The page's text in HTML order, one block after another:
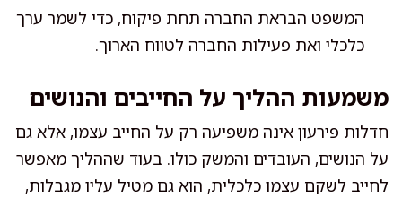
המשפט הבראת החברה תחת פיקוח, כדי לשמר ערך
כלכלי ואת פעילות החברה לטווח הארוך.
משמעות ההליך על החייבים והנושים
חדלות פירעון אינה משפיעה רק על החייב עצמו, אלא גם
על הנושים, העובדים והמשק כולו. בעוד שההליך מאפשר
לחייב לשקם עצמו כלכלית, הוא גם מטיל עליו מגבלות,